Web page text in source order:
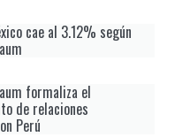
cae al 3.12% según
formaliza el
de relaciones
Perú